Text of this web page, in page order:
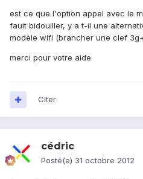
est ce que l'option appel avec le
fauit bidouiller, y a t-il une
modèle wifi (brancher une clef
merci pour votre aide
Citer
cédric
Posté(e) 31 octobre 2012